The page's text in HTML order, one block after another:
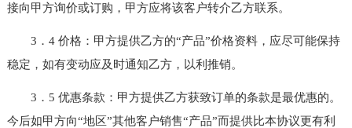
接向甲方询价或订购，甲方应将该客户转介乙方联系。
3．4 价格：甲方提供乙方的“产品”价格资料，应尽可能保持
稳定，如有变动应及时通知乙方，以利推销。
3．5 优惠条款：甲方提供乙方获致订单的条款是最优惠的。
今后如甲方向“地区”其他客户销售“产品”而提供比本协议更有利